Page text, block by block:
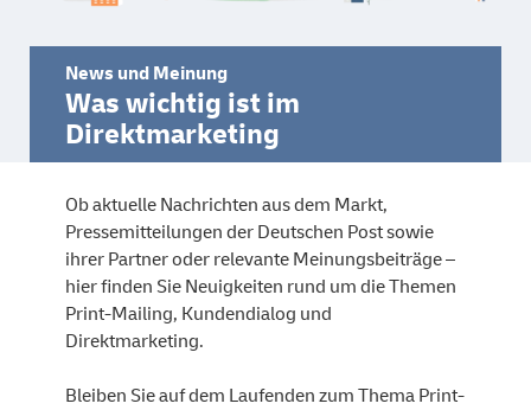
News und Meinung
Was wichtig ist im
Direktmarketing
Ob aktuelle Nachrichten aus dem Markt,
Pressemitteilungen der Deutschen Post sowie
ihrer Partner oder relevante Meinungsbeiträge –
hier finden Sie Neuigkeiten rund um die Themen
Print-Mailing, Kundendialog und
Direktmarketing.
Bleiben Sie auf dem Laufenden zum Thema Print-